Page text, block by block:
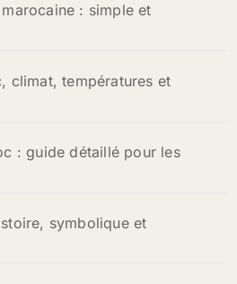
: simple et
climat, températures et
: guide détaillé pour les
symbolique et